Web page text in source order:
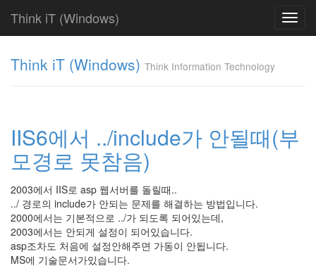
Think iT (Windows)
Think iT (Windows) Think Information Technology
IIS6에서 ../include가 안될때(부
모경로 못참음)
2003에서 IIS로 asp 웹서버를 돌릴때..
../ 경로의 include가 안되는 문제를 해결하는 방법입니다.
2000에서는 기본적으로 ../가 되도록 되어있는데,
2003에서는 안되게 설정이 되어있습니다.
asp조차도 처음에 설정안해주면 가동이 안됩니다.
MS에 기술문서가있습니다.
FAQ
186
Web
19
IIS
6.0
0
IIS
5.0